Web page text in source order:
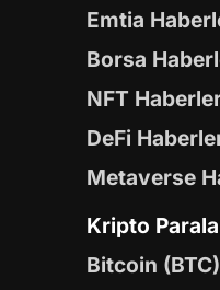
Emtia
Borsa
NFT
DeFi
Metaverse
Kripto
Bitcoin